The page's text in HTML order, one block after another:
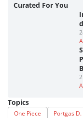
Curated For You
Topics
One Piece Portgas D.